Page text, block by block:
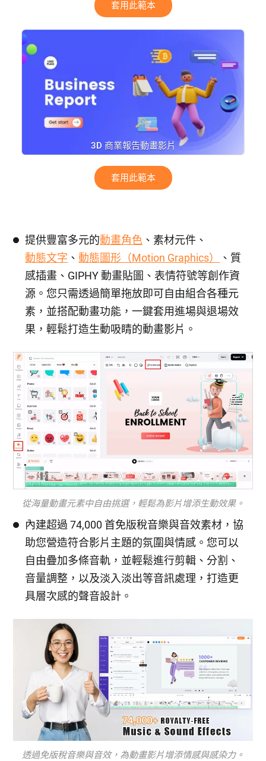
套用此範本
3D 商業報告動畫影片
套用此範本
提供豐富多元的動畫角色 、素材元件、
動態文字 、動態圖形（Motion Graphics）
、質
感插畫、GIPHY 動畫貼圖、表情符號等創作資
源。您只需透過簡單拖放即可自由組合各種元
素，並搭配動畫功能，一鍵套用進場與退場效
果，輕鬆打造生動吸睛的動畫影片。
從海量動畫元素中自由挑選，輕鬆為影片增添生動效果。
內建超過 74,000 首免版稅音樂與音效素材，協
助您營造符合影片主題的氛圍與情感。您可以
自由疊加多條音軌，並輕鬆進行剪輯、分割、
音量調整，以及淡入淡出等音訊處理，打造更
具層次感的聲音設計。
透過免版稅音樂與音效，為動畫影片增添情感與感染力。